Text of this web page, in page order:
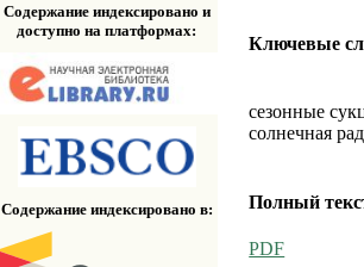
Содержание индексировано и
доступно на платформах:
Содержание индексировано в:
Ключевые
сезонные
солнечная
Полный
PDF